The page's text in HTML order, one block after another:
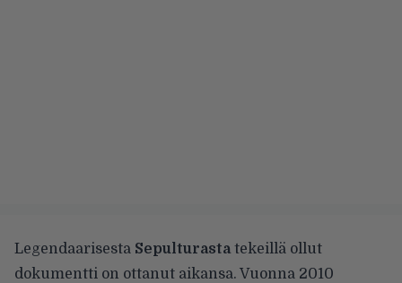
Legendaarisesta Sepulturastatekeillä ollut
dokumentti on ottanut aikansa. Vuonna 2010